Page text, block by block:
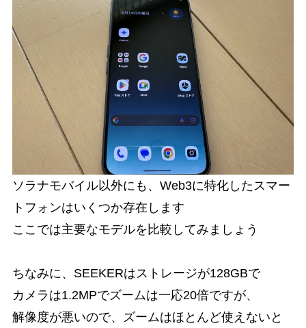
ソラナモバイル以外にも、Web3に特化したスマー
トフォンはいくつか存在します
ここでは主要なモデルを比較してみましょう
ちなみに、SEEKERはストレージが128GBで
カメラは1.2MPでズームは一応20倍ですが、
解像度が悪いので、ズームはほとんど使えないと